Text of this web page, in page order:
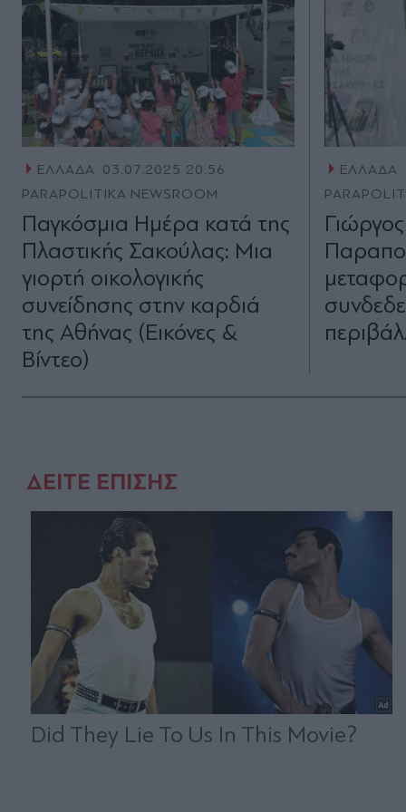
ΕΛΛΑΔΑ 03.07.2025 20:56
PARAPOLITIKA NEWSROOM
Παγκόσμια Ημέρα κατά της
Πλαστικής Σακούλας: Μια
γιορτή οικολογικής
συνείδησης στην καρδιά
της Αθήνας (Εικόνες &
Βίντεο)
ΕΛΛΑΔΑ